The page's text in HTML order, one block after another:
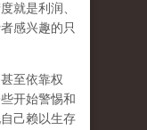
就是利润、
感兴趣的只
至依靠权
开始警惕和
己赖以生存